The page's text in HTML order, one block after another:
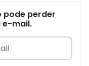
pode perder
e-mail.